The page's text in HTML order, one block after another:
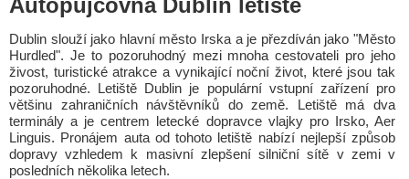
Autopůjčovna Dublin letiště
Dublin slouží jako hlavní město Irska a je přezdíván jako "Město
Hurdled". Je to pozoruhodný mezi mnoha cestovateli pro jeho
živost, turistické atrakce a vynikající noční život, které jsou tak
pozoruhodné. Letiště Dublin je populární vstupní zařízení pro
většinu zahraničních návštěvníků do země. Letiště má dva
terminály a je centrem letecké dopravce vlajky pro Irsko, Aer
Linguis. Pronájem auta od tohoto letiště nabízí nejlepší způsob
dopravy vzhledem k masivní zlepšení silniční sítě v zemi v
posledních několika letech.